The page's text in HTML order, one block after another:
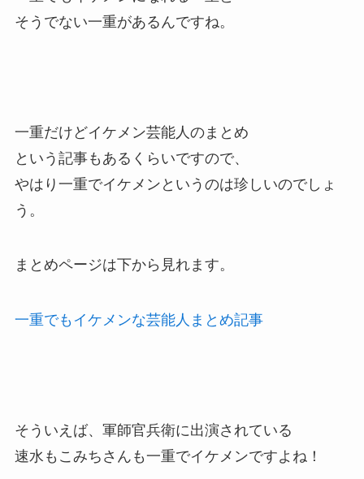
そうでない一重があるんですね。
一重だけどイケメン芸能人のまとめ
という記事もあるくらいですので、
やはり一重でイケメンというのは珍しいのでしょ
う。
まとめページは下から見れます。
一重でもイケメンな芸能人まとめ記事
そういえば、軍師官兵衛に出演されている
速水もこみちさんも一重でイケメンですよね！